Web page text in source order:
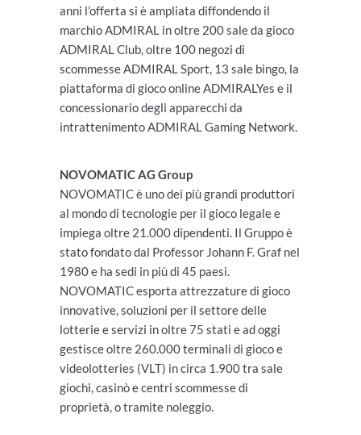
anni l’offerta si è ampliata diffondendo il
marchio ADMIRAL in oltre 200 sale da gioco
ADMIRAL Club, oltre 100 negozi di
scommesse ADMIRAL Sport, 13 sale bingo, la
piattaforma di gioco online ADMIRALYes e il
concessionario degli apparecchi da
intrattenimento ADMIRAL Gaming Network.
NOVOMATIC AG Group
NOVOMATIC è uno dei più grandi produttori
al mondo di tecnologie per il gioco legale e
impiega oltre 21.000 dipendenti. Il Gruppo è
stato fondato dal Professor Johann F. Graf nel
1980 e ha sedi in più di 45 paesi.
NOVOMATIC esporta attrezzature di gioco
innovative, soluzioni per il settore delle
lotterie e servizi in oltre 75 stati e ad oggi
gestisce oltre 260.000 terminali di gioco e
videolotteries (VLT) in circa 1.900 tra sale
giochi, casinò e centri scommesse di
proprietà, o tramite noleggio.